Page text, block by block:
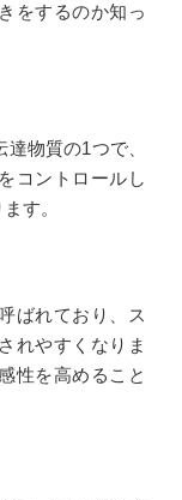
をするのか知っ
物質の1つで、
コントロールし
す。
ばれており、ス
れやすくなりま
性を高めること